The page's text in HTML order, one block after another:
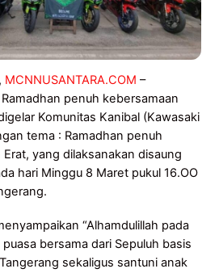
MCNNUSANTARA.COM –
penuh kebersamaan
Komunitas Kanibal (Kawasaki
tema : Ramadhan penuh
yang dilaksanakan disaung
hari Minggu 8 Maret pukul 16.OO
“Alhamdulillah pada
bersama dari Sepuluh basis
sekaligus santuni anak